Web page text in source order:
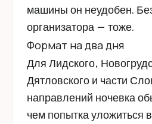
машины он неудобен.
организатора — тоже.
Формат на два дня
Для Лидского,
Дятловского и части
направлений ночевка
чем попытка уложиться